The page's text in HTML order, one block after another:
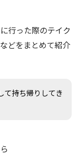
行った際のテイク
どをまとめて紹介
て持ち帰りしてき